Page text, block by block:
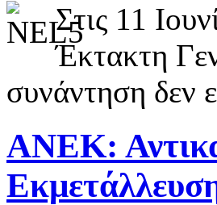
Στις 11
Έκτακτη
συνάντηση δεν
ΑΝΕΚ: